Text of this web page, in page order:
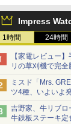
Impress
1時間 24時間
【家電レビュー
リの草刈機で完
ミスド「Mrs.
ツ4種、いよいよ
吉野家、牛リブロ
牛鉄板ステーキ定